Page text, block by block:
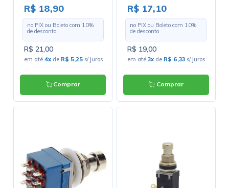
Liga-(Liga) com 6
Terminais PCI - PBS-
24-212P
R$ 18,90
no PIX ou Boleto com 10%
de desconto
R$ 21,00
em até4x de R$ 5,25 s/ juros
Comprar
Liga-(Liga) com 3
Terminais PCI - PBS-
24-112P
R$ 17,10
no PIX ou Boleto com 10%
de desconto
R$ 19,00
em até 3x de R$ 6,33 s/ juros
Comprar